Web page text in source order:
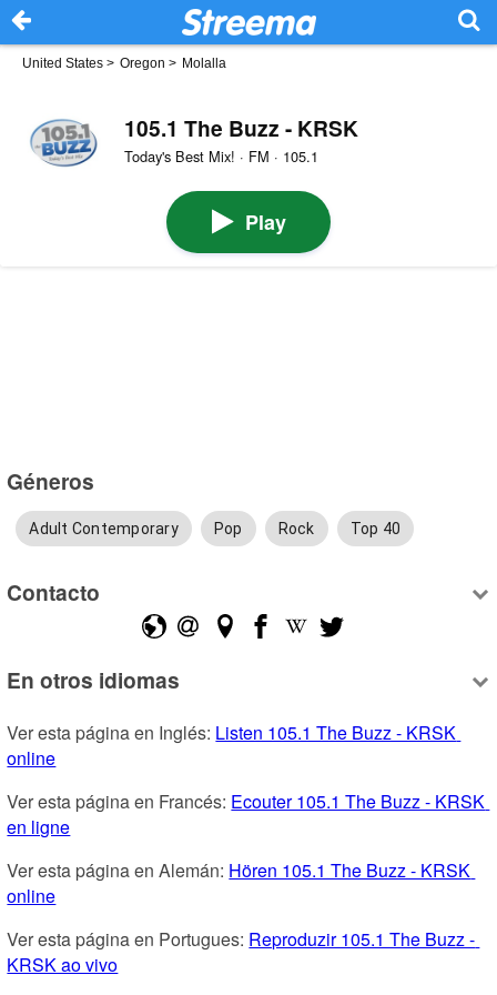
United States > Oregon > Molalla
105.1 The Buzz - KRSK
Today's Best Mix! · FM · 105.1
Play
Géneros
Adult Contemporary Pop Rock Top 40
Contacto
En otros idiomas
Ver esta página en Inglés: Listen 105.1 The Buzz - KRSK
online
Ver esta página en Francés: Ecouter 105.1 The Buzz - KRSK
en ligne
Ver esta página en Alemán: Hören 105.1 The Buzz - KRSK
online
Ver esta página en Portugues: Reproduzir 105.1 The Buzz -
KRSK ao vivo